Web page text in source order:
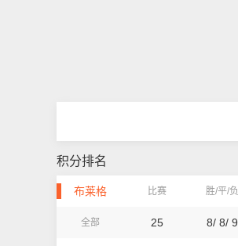
积分排名
布莱格 比赛 胜/平/负
全部 25 8/ 8/ 9